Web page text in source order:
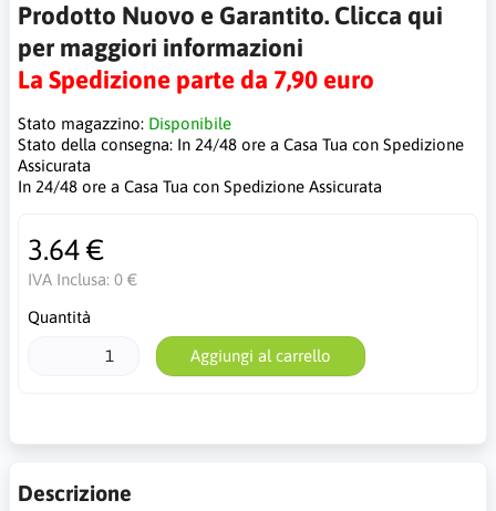
Prodotto Nuovo e Garantito. Clicca qui
per maggiori informazioni
La Spedizione parte da 7,90 euro
Stato magazzino: Disponibile
Stato della consegna: In 24/48 ore a Casa Tua con Spedizione
Assicurata
In 24/48 ore a Casa Tua con Spedizione Assicurata
3.64 €
IVA Inclusa: 0 €
Quantità
Aggiungi al carrello
Descrizione